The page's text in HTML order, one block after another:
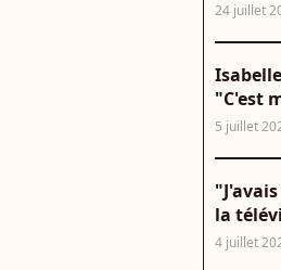
24 juillet
"C'est
5 juillet
la
4 juillet